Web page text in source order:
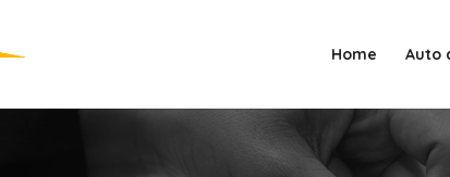
Home Auto